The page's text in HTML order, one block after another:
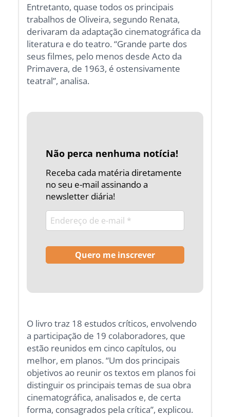
Entretanto, quase todos os principais
trabalhos de Oliveira, segundo Renata,
derivaram da adaptação cinematográfica da
literatura e do teatro. “Grande parte dos
seus filmes, pelo menos desde Acto da
Primavera, de 1963, é ostensivamente
teatral”, analisa.
Não perca nenhuma notícia!
Receba cada matéria diretamente
no seu e-mail assinando a
newsletter diária!
O livro traz 18 estudos críticos, envolvendo
a participação de 19 colaboradores, que
estão reunidos em cinco capítulos, ou
melhor, em planos. “Um dos principais
objetivos ao reunir os textos em planos foi
distinguir os principais temas de sua obra
cinematográfica, analisados e, de certa
forma, consagrados pela crítica”, explicou.